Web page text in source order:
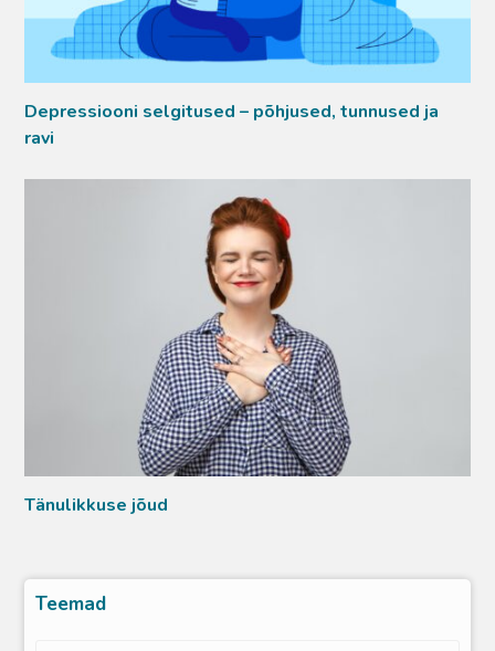
Depressiooni selgitused – põhjused, tunnused ja
ravi
Tänulikkuse jõud
Teemad